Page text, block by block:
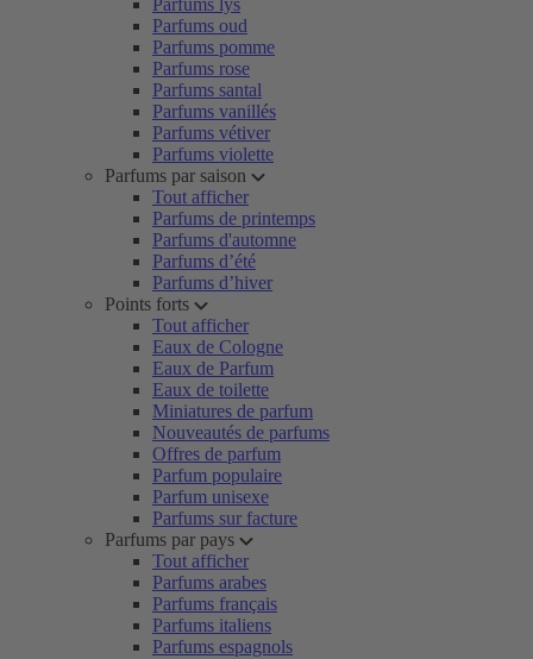
Parfums lys
Parfums oud
Parfums pomme
Parfums rose
Parfums santal
Parfums vanillés
Parfums vétiver
Parfums violette
Parfums par saison
Tout afficher
Parfums de printemps
Parfums d'automne
Parfums d’été
Parfums d’hiver
Points forts
Tout afficher
Eaux de Cologne
Eaux de Parfum
Eaux de toilette
Miniatures de parfum
Nouveautés de parfums
Offres de parfum
Parfum populaire
Parfum unisexe
Parfums sur facture
Parfums par pays
Tout afficher
Parfums arabes
Parfums français
Parfums italiens
Parfums espagnols